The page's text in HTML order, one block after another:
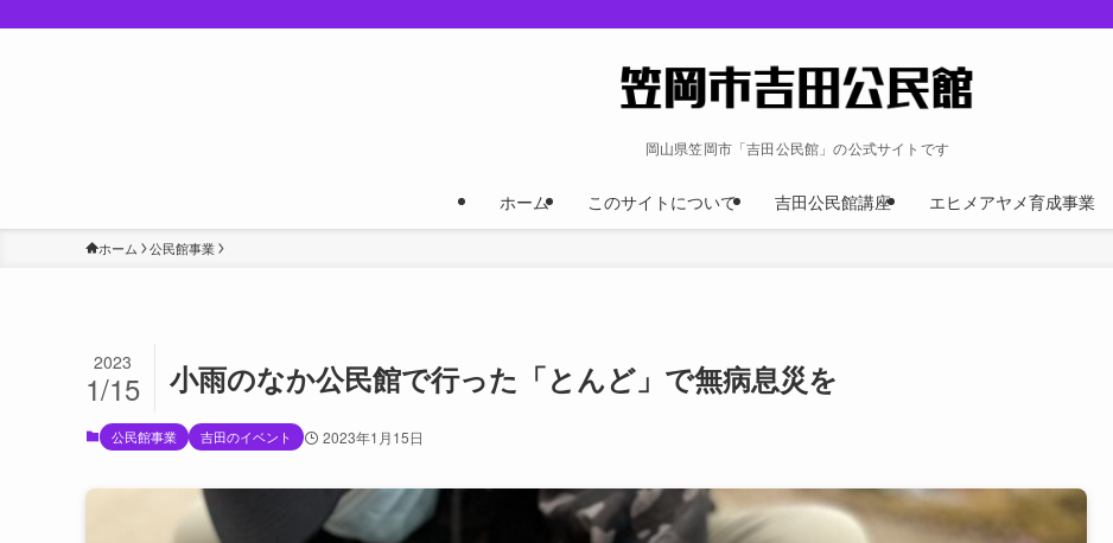
岡山県笠岡市「吉田公民館」の公式サイトです
ホーム このサイトについて 吉田公民館講座 エヒメアヤメ育成事業
ホーム 公民館事業
小雨のなか公民館で行った「とんど」で無病息災を
2023
1/15
公民館事業 吉田のイベント 2023年1月15日